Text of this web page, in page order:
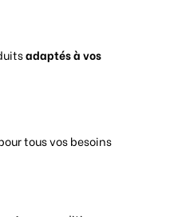
adaptés à vos
tous vos besoins